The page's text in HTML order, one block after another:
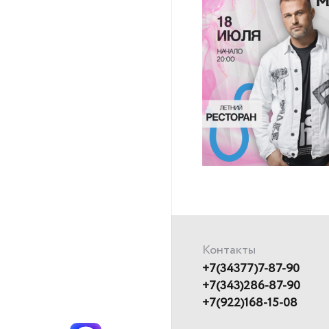
Контакты
+7(34377)7-87-90
+7(343)286-87-90
+7(922)168-15-08